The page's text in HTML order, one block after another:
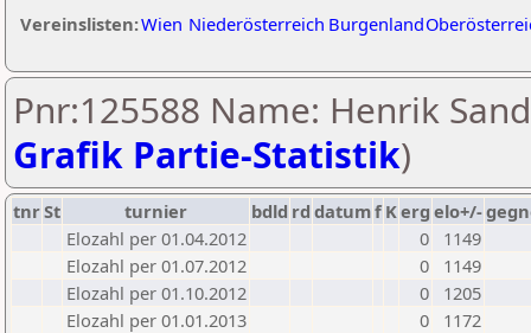
Vereinslisten:Wien Niederösterreich Burgenland
Pnr:125588 Name: Henrik
Grafik Partie-Statistik)
tnrSt turnier bdld rd datumf Kerg elo+/-
Elozahl per 01.04.2012
0
1149
Elozahl per 01.07.2012
0
1149
Elozahl per 01.10.2012
0
1205
Elozahl per 01.01.2013
0
1172